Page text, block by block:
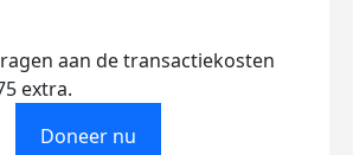
aan de transactiekosten
extra.
Doneer nu